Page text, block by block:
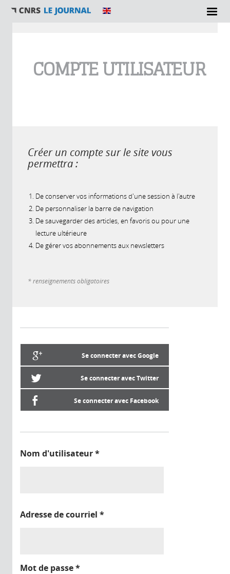
COMPTE UTILISATEUR
Créer un compte sur le site vous
permettra :
De conserver vos informations d'une session à l'autre
De personnaliser la barre de navigation
De sauvegarder des articles, en favoris ou pour une
lecture ultérieure
De gérer vos abonnements aux newsletters
* renseignements obligatoires
Se connecter avec Google
Se connecter avec Twitter
Se connecter avec Facebook
Nom d'utilisateur*
Adresse de courriel *
Mot de passe*